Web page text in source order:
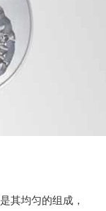
其均匀的组成，